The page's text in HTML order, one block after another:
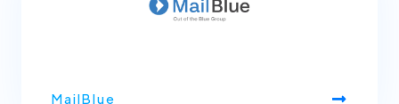
MailBlue